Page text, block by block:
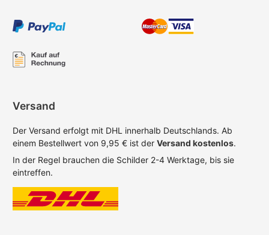
Versand
Der Versand erfolgt mit DHL innerhalb Deutschlands. Ab
einem Bestellwert von 9,95 € ist der Versand kostenlos.
In der Regel brauchen die Schilder 2-4 Werktage, bis sie
eintreffen.